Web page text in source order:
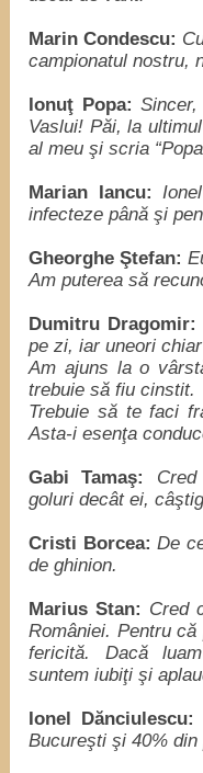
Marin Condescu:
campionatul nostru,
Ionuţ Popa:
Vaslui! Păi, la
al meu şi scria
Marian Iancu:
infecteze până şi
Gheorghe Ştefan:
Am puterea să
Dumitru Dragomir:
pe zi, iar uneori
Am ajuns la o
trebuie să fiu cinstit.
Trebuie să te faci
Asta-i esenţa
Gabi Tamaş:
goluri decât ei,
Cristi Borcea: De
de ghinion.
Marius Stan: Cred
României. Pentru
fericită. Dacă
suntem iubiţi şi
Ionel Dănciulescu:
Bucureşti şi 40% din